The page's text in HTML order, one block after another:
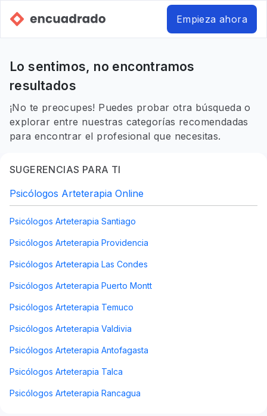
Empieza ahora
Lo sentimos, no encontramos
resultados
¡No te preocupes! Puedes probar otra búsqueda o
explorar entre nuestras categorías recomendadas
para encontrar el profesional que necesitas.
SUGERENCIAS PARA TI
Psicólogos Arteterapia Online
Psicólogos Arteterapia Santiago
Psicólogos Arteterapia Providencia
Psicólogos Arteterapia Las Condes
Psicólogos Arteterapia Puerto Montt
Psicólogos Arteterapia Temuco
Psicólogos Arteterapia Valdivia
Psicólogos Arteterapia Antofagasta
Psicólogos Arteterapia Talca
Psicólogos Arteterapia Rancagua